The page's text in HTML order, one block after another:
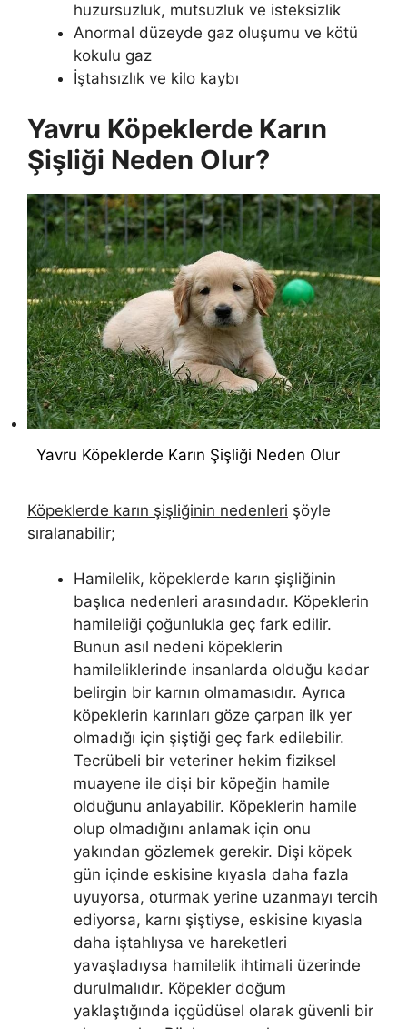
huzursuzluk, mutsuzluk ve isteksizlik
Anormal düzeyde gaz oluşumu ve kötü
kokulu gaz
İştahsızlık ve kilo kaybı
Yavru Köpeklerde Karın
Şişliği Neden Olur?
Yavru Köpeklerde Karın Şişliği Neden Olur
Köpeklerde karın şişliğinin nedenleri şöyle
sıralanabilir;
Hamilelik, köpeklerde karın şişliğinin
başlıca nedenleri arasındadır. Köpeklerin
hamileliği çoğunlukla geç fark edilir.
Bunun asıl nedeni köpeklerin
hamileliklerinde insanlarda olduğu kadar
belirgin bir karnın olmamasıdır. Ayrıca
köpeklerin karınları göze çarpan ilk yer
olmadığı için şiştiği geç fark edilebilir.
Tecrübeli bir veteriner hekim fiziksel
muayene ile dişi bir köpeğin hamile
olduğunu anlayabilir. Köpeklerin hamile
olup olmadığını anlamak için onu
yakından gözlemek gerekir. Dişi köpek
gün içinde eskisine kıyasla daha fazla
uyuyorsa, oturmak yerine uzanmayı tercih
ediyorsa, karnı şiştiyse, eskisine kıyasla
daha iştahlıysa ve hareketleri
yavaşladıysa hamilelik ihtimali üzerinde
durulmalıdır. Köpekler doğum
yaklaştığında içgüdüsel olarak güvenli bir